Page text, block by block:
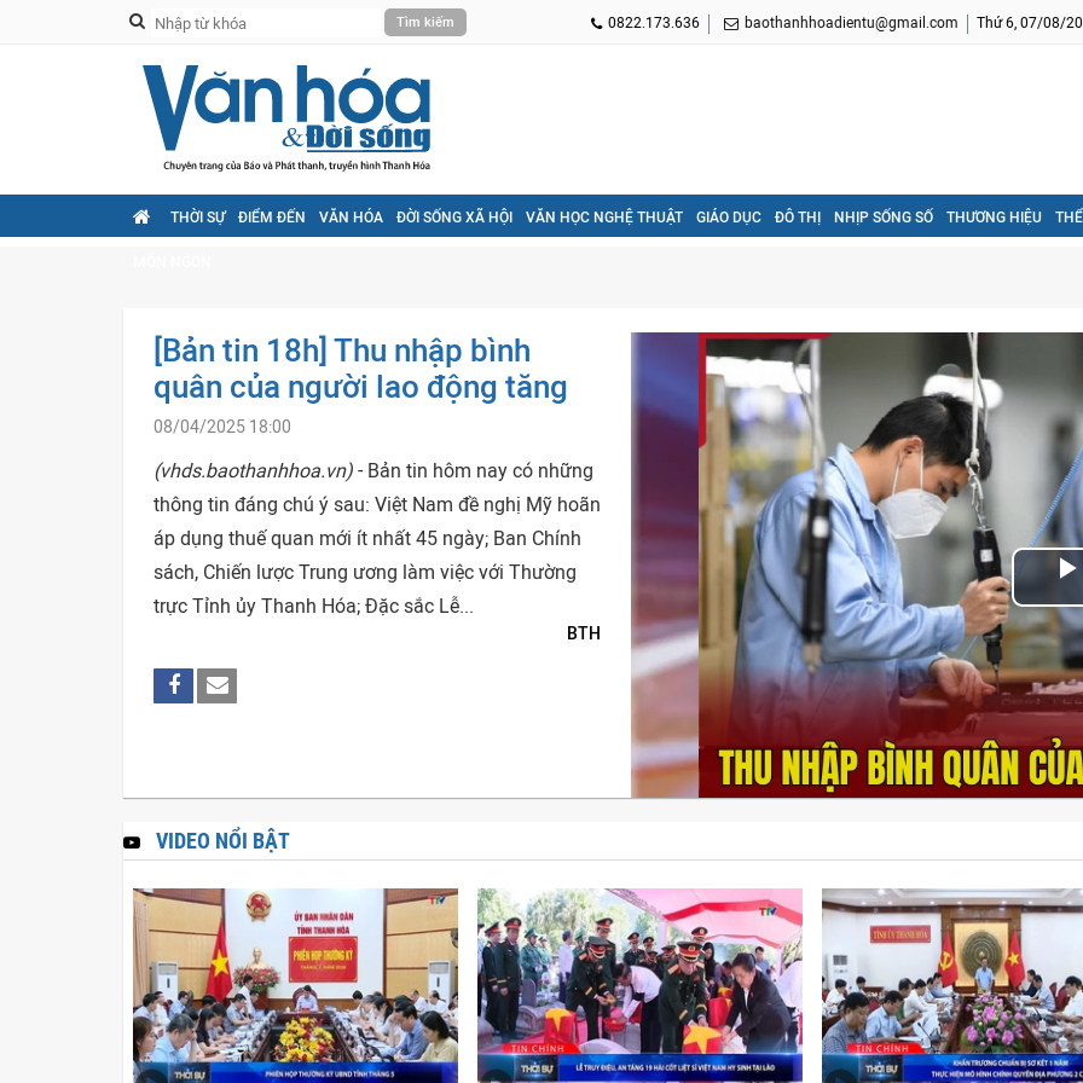
0822.173.636 baothanhhoadientu@gmail.com Thứ 6, 07/08/
THỜI SỰ ĐIỂM ĐẾN VĂN HÓA ĐỜI SỐNG XÃ HỘI VĂN HỌC NGHỆ THUẬT GIÁO DỤC ĐÔ THỊ NHỊP SỐNG SỐ THƯƠNG HIỆU
Play
[Bản tin 18h] Thu nhập bình
quân của người lao động tăng
08/04/2025 18:00
(vhds.baothanhhoa.vn) - Bản tin hôm nay có những
thông tin đáng chú ý sau: Việt Nam đề nghị Mỹ hoãn
áp dụng thuế quan mới ít nhất 45 ngày; Ban Chính
sách, Chiến lược Trung ương làm việc với Thường
trực Tỉnh ủy Thanh Hóa; Đặc sắc Lễ...
BTH
VIDEO NỔI BẬT